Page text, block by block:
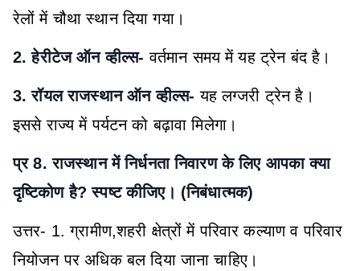
रेलों में चौथा स्थान दिया गया।
2. हेरीटेज ऑन व्हील्स- वर्तमान समय में यह ट्रेन बंद है।
3. रॉयल राजस्थान ऑन व्हील्स- यह लग्जरी ट्रेन है।
इससे राज्य में पर्यटन को बढ़ावा मिलेगा।
प्र 8. राजस्थान में निर्धनता निवारण के लिए आपका क्या
दृष्टिकोण है? स्पष्ट कीजिए। (निबंधात्मक)
उत्तर- 1. ग्रामीण,शहरी क्षेत्रों में परिवार कल्याण व परिवार
नियोजन पर अधिक बल दिया जाना चाहिए।